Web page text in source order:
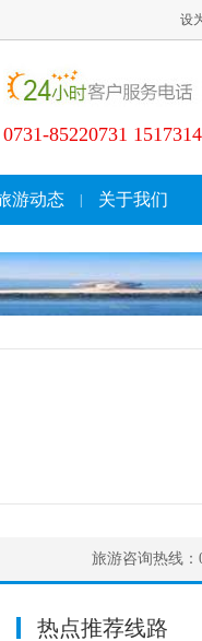
设
0731-85220731
游动态 关于我们
旅游咨询热线：
热点推荐线路